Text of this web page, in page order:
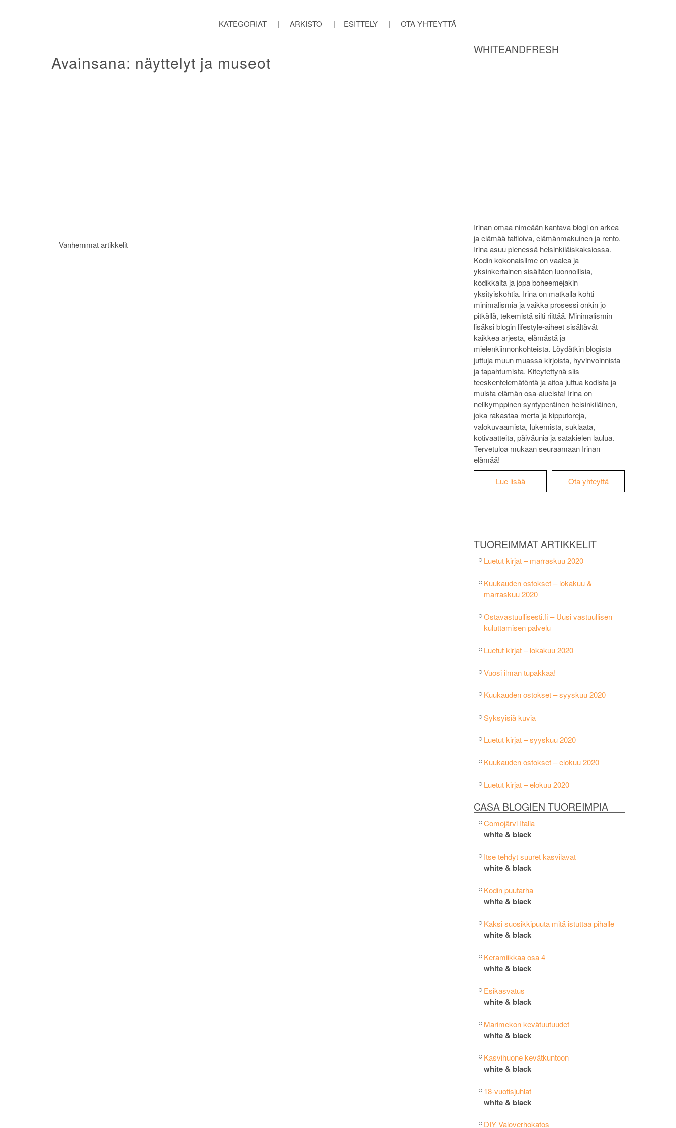
KATEGORIAT | ARKISTO | ESITTELY | OTA YHTEYTTÄ
WHITEANDFRESH
Irinan omaa nimeään kantava blogi on arkea
ja elämää taltioiva, elämänmakuinen ja rento.
Irina asuu pienessä helsinkiläiskaksiossa.
Kodin kokonaisilme on vaalea ja
yksinkertainen sisältäen luonnollisia,
kodikkaita ja jopa boheemejakin
yksityiskohtia. Irina on matkalla kohti
minimalismia ja vaikka prosessi onkin jo
pitkällä, tekemistä silti riittää. Minimalismin
lisäksi blogin lifestyle-aiheet sisältävät
kaikkea arjesta, elämästä ja
mielenkiinnonkohteista. Löydätkin blogista
juttuja muun muassa kirjoista, hyvinvoinnista
ja tapahtumista. Kiteytettynä siis
teeskentelemätöntä ja aitoa juttua kodista ja
muista elämän osa-alueista! Irina on
nelikymppinen syntyperäinen helsinkiläinen,
joka rakastaa merta ja kipputoreja,
valokuvaamista, lukemista, suklaata,
kotivaatteita, päiväunia ja satakielen laulua.
Tervetuloa mukaan seuraamaan Irinan
elämää!
Lue lisää Ota yhteyttä
TUOREIMMAT ARTIKKELIT
Luetut kirjat – marraskuu 2020
Kuukauden ostokset – lokakuu &
marraskuu 2020
Ostavastuullisesti.fi – Uusi vastuullisen
kuluttamisen palvelu
Luetut kirjat – lokakuu 2020
Vuosi ilman tupakkaa!
Kuukauden ostokset – syyskuu 2020
Syksyisiä kuvia
Luetut kirjat – syyskuu 2020
Kuukauden ostokset – elokuu 2020
Luetut kirjat – elokuu 2020
CASA BLOGIEN TUOREIMPIA
Comojärvi Italia
white & black
Itse tehdyt suuret kasvilavat
white & black
Kodin puutarha
white & black
Kaksi suosikkipuuta mitä istuttaa pihalle
white & black
Keramiikkaa osa 4
white & black
Esikasvatus
white & black
Marimekon kevätuutuudet
white & black
Kasvihuone kevätkuntoon
white & black
18-vuotisjuhlat
white & black
DIY Valoverhokatos
Avainsana: näyttelyt ja museot
Artikkelien
Vanhemmat artikkelit